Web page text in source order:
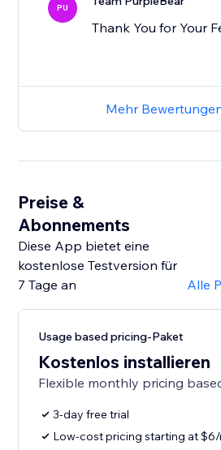
PU
Thank You for Your
Mehr
Preise &
Abonnements
Diese App bietet eine
kostenlose Testversion für
7 Tage an
Alle
Usage based pricing-Paket
Kostenlos installieren
Flexible monthly pricing
3-day free trial
Low-cost pricing starting at